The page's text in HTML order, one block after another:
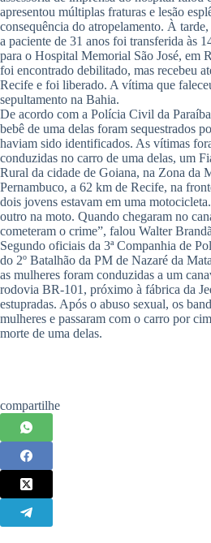
apresentou múltiplas fraturas e lesão
consequência do atropelamento. À
a paciente de 31 anos foi transferida às
para o Hospital Memorial São José, em
foi encontrado debilitado, mas recebeu
Recife e foi liberado. A vítima que
sepultamento na Bahia.
De acordo com a Polícia Civil da
bebê de uma delas foram sequestrados
haviam sido identificados. As vítimas
conduzidas no carro de uma delas, um
Rural da cidade de Goiana, na Zona da
Pernambuco, a 62 km de Recife, na
dois jovens estavam em uma
outro na moto. Quando chegaram no
cometeram o crime”, falou Walter
Segundo oficiais da 3ª Companhia de
do 2º Batalhão da PM de Nazaré da
as mulheres foram conduzidas a um
rodovia BR-101, próximo à fábrica da
estupradas. Após o abuso sexual, os
mulheres e passaram com o carro por
morte de uma delas.
compartilhe